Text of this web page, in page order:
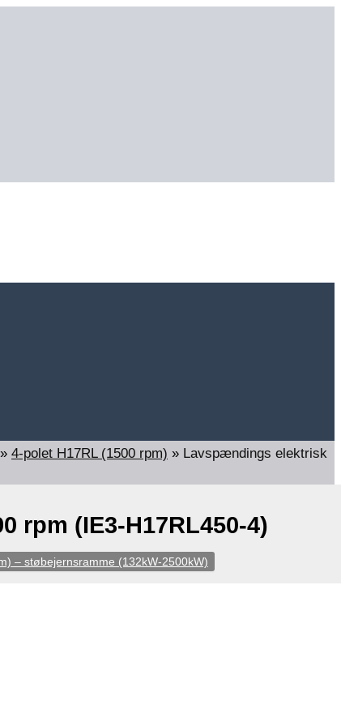
» 4-polet H17RL (1500 rpm) » Lavspændings elektrisk
rpm (IE3-H17RL450-4)
– støbejernsramme (132kW-2500kW)